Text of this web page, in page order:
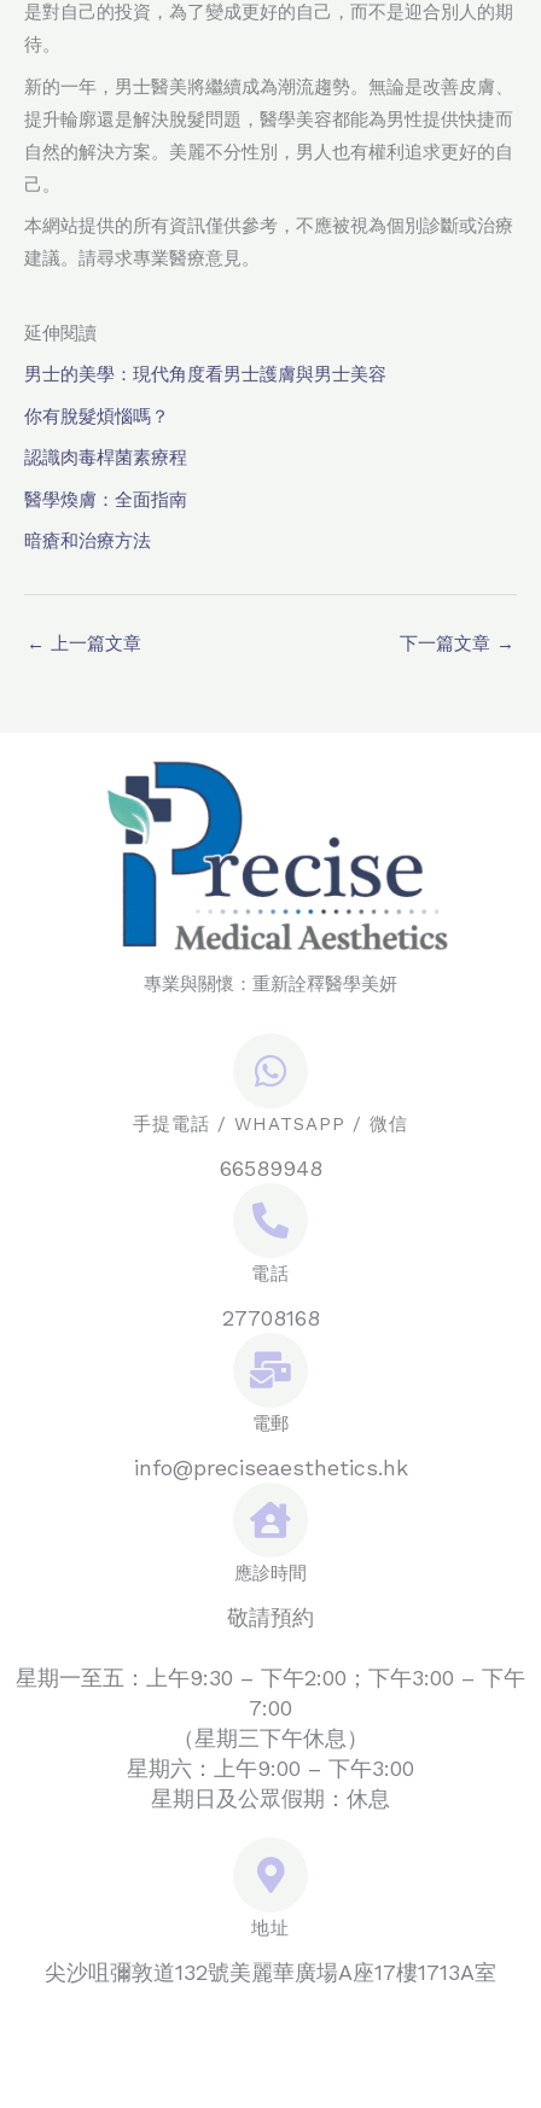
是對自己的投資，為了變成更好的自己，而不是迎合別人的期
待。
新的一年，男士醫美將繼續成為潮流趨勢。無論是改善皮膚、
提升輪廓還是解決脫髮問題，醫學美容都能為男性提供快捷而
自然的解決方案。美麗不分性別，男人也有權利追求更好的自
己。
本網站提供的所有資訊僅供參考，不應被視為個別診斷或治療
建議。請尋求專業醫療意見。
延伸閱讀
男士的美學：現代角度看男士護膚與男士美容
你有脫髮煩惱嗎？
認識肉毒桿菌素療程
醫學煥膚：全面指南
暗瘡和治療方法
← 上一篇文章 下一篇文章 →
專業與關懷：重新詮釋醫學美妍
手提電話 / WHATSAPP / 微信
66589948
電話
27708168
電郵
info@preciseaesthetics.hk
應診時間
敬請預約
星期一至五：上午9:30 – 下午2:00；下午3:00 – 下午
7:00
（星期三下午休息）
星期六：上午9:00 – 下午3:00
星期日及公眾假期：休息
地址
尖沙咀彌敦道132號美麗華廣場A座17樓1713A室